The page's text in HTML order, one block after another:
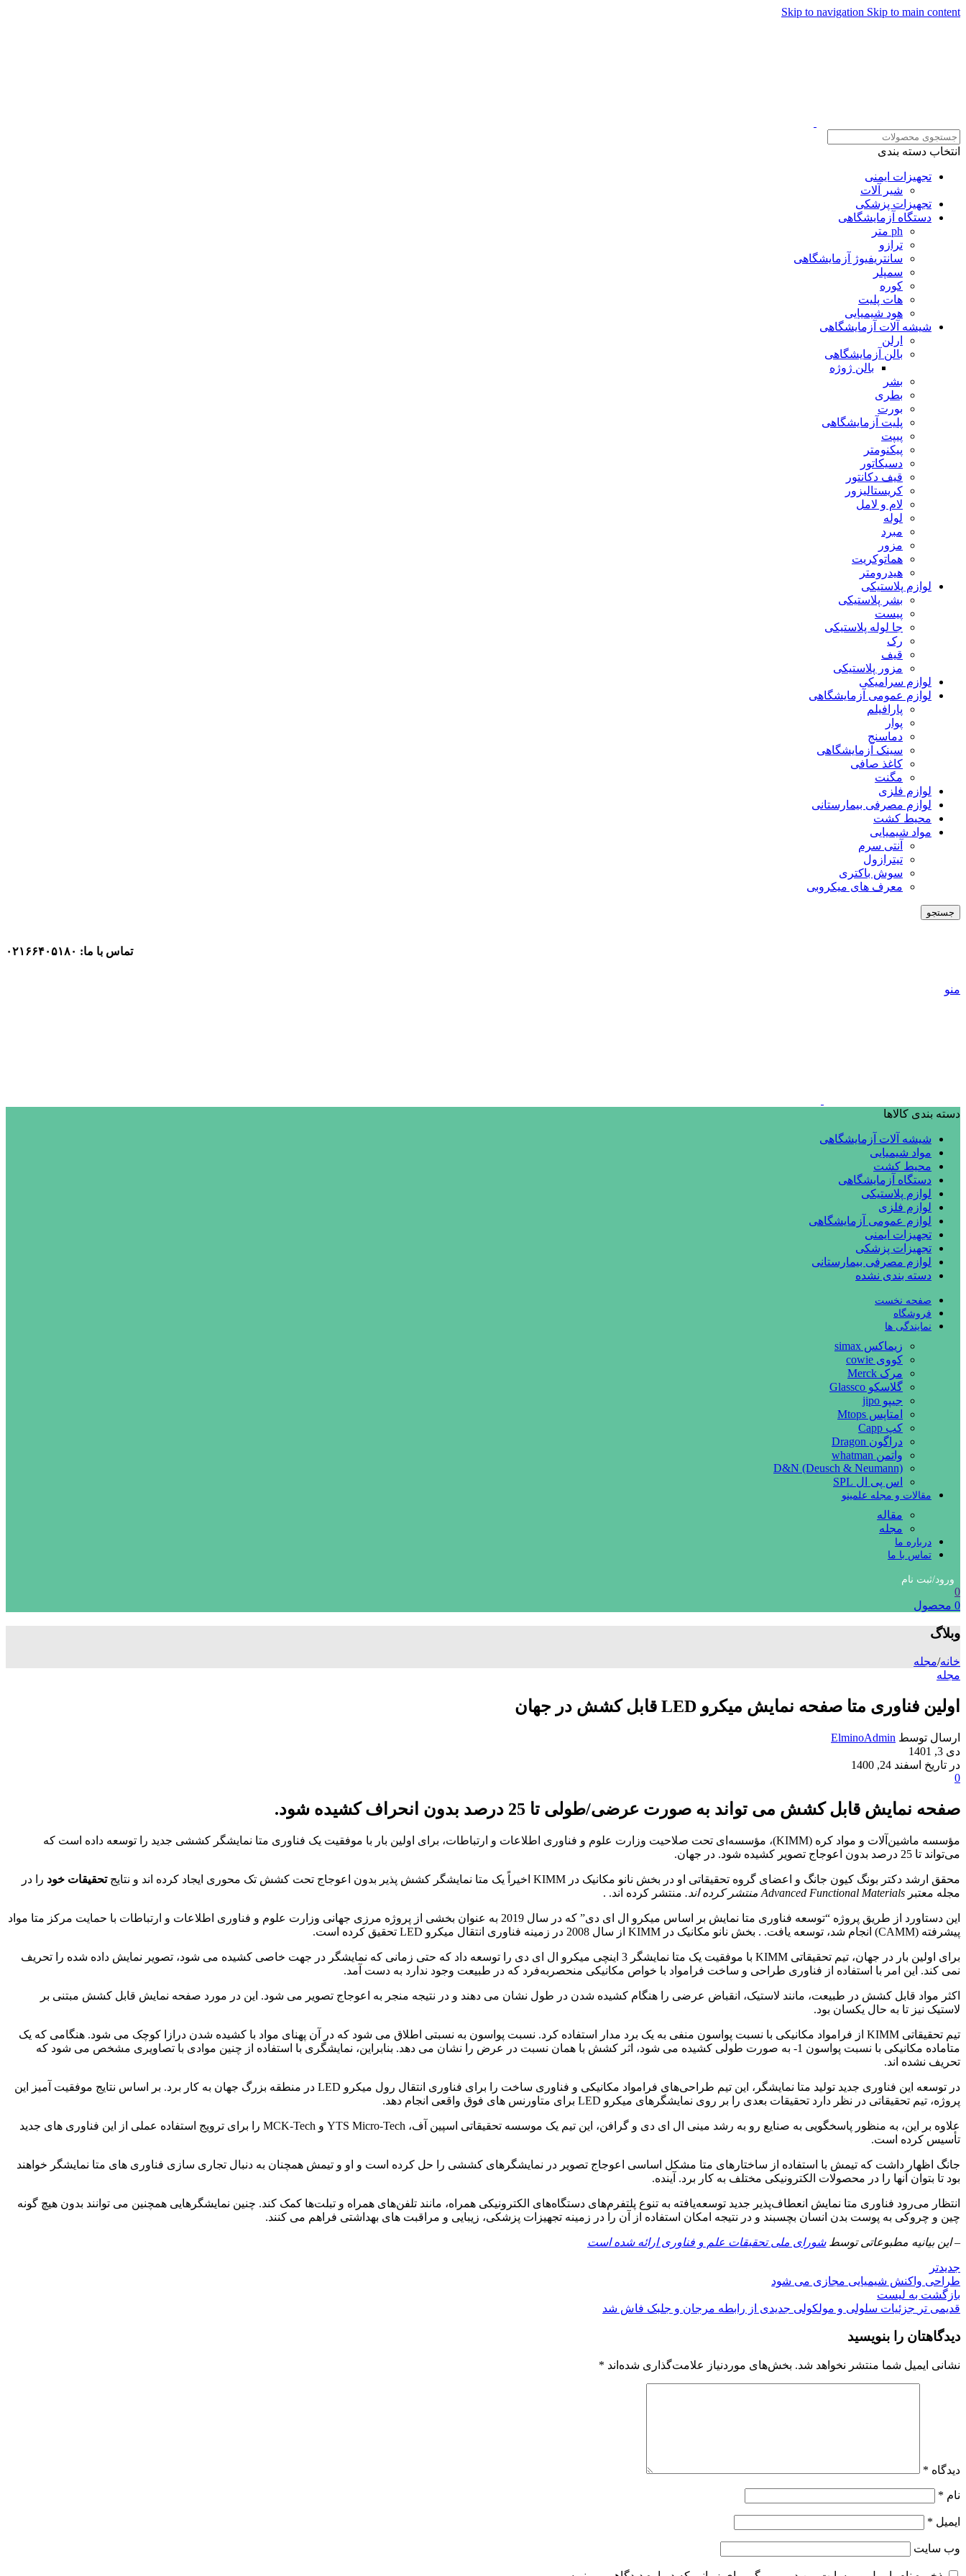
Skip to navigation Skip to main content
انتخاب دسته بندی
تجهیزات ایمنی
شیر آلات
تجهیزات پزشکی
دستگاه آزمایشگاهی
ph متر
ترازو
سانتریفیوژ آزمایشگاهی
سمپلر
کوره
هات پلیت
هود شیمیایی
شیشه آلات آزمایشگاهی
ارلن
بالن آزمایشگاهی
بالن ژوژه
بشر
بطری
بورت
پلیت آزمایشگاهی
پیپت
پیکنومتر
دسیکاتور
قیف دکانتور
کریستالیزور
لام و لامل
لوله
مبرد
مزور
هماتوکریت
هیدرومتر
لوازم پلاستیکی
بشر پلاستیکی
پیست
جا لوله پلاستیکی
رک
قیف
مزور پلاستیکی
لوازم سرامیکی
لوازم عمومی آزمایشگاهی
پارافیلم
پوار
دماسنج
سینک آزمایشگاهی
کاغذ صافی
مگنت
لوازم فلزی
لوازم مصرفی بیمارستانی
محیط کشت
مواد شیمیایی
آنتی سرم
تیترازول
سوش باکتری
معرف های میکروبی
جستجو
تماس با ما: ۰۲۱۶۶۴۰۵۱۸۰
منو
دسته بندی کالاها
شیشه آلات آزمایشگاهی
مواد شیمیایی
محیط کشت
دستگاه آزمایشگاهی
لوازم پلاستیکی
لوازم فلزی
لوازم عمومی آزمایشگاهی
تجهیزات ایمنی
تجهیزات پزشکی
لوازم مصرفی بیمارستانی
دسته بندی نشده
صفحه نخست
فروشگاه
نمایندگی ها
زیماکس simax
کووی cowie
مرک Merck
گلاسکو Glassco
جیپو jipo
امتاپس Mtops
کپ Capp
دراگون Dragon
واتمن whatman
D&N (Deusch & Neumann)
اس پی ال SPL
مقالات و مجله علمینو
مقاله
مجله
درباره ما
تماس با ما
ورود/ثبت نام
0
0 محصول
وبلاگ
خانه/مجله
مجله
اولین فناوری متا صفحه نمایش میکرو LED قابل کشش در جهان
ارسال توسط ElminoAdmin
دی 3, 1401
در تاریخ اسفند 24, 1400
0
صفحه نمایش قابل کشش می تواند به صورت عرضی/طولی تا 25 درصد بدون انحراف کشیده شود.
مؤسسه ماشین‌آلات و مواد کره (KIMM)، مؤسسه‌ای تحت صلاحیت وزارت علوم و فناوری اطلاعات و ارتباطات، برای اولین بار با موفقیت یک فناوری متا نمایشگر کششی جدید را توسعه داده است که
می‌تواند تا 25 درصد بدون اعوجاج تصویر کشیده شود. در جهان.
محقق ارشد دکتر بونگ کیون جانگ و اعضای گروه تحقیقاتی او در بخش نانو مکانیک در KIMM اخیراً یک متا نمایشگر کشش پذیر بدون اعوجاج تحت کشش تک محوری ایجاد کرده اند و نتایج تحقیقات خود را در
مجله معتبر Advanced Functional Materials منتشر کرده اند. منتشر کرده اند. .
این دستاورد از طریق پروژه “توسعه فناوری متا نمایش بر اساس میکرو ال ای دی” که در سال 2019 به عنوان بخشی از پروژه مرزی جهانی وزارت علوم و فناوری اطلاعات و ارتباطات با حمایت مرکز متا مواد
پیشرفته (CAMM) انجام شد، توسعه یافت. . بخش نانو مکانیک در KIMM از سال 2008 در زمینه فناوری انتقال میکرو LED تحقیق کرده است.
برای اولین بار در جهان، تیم تحقیقاتی KIMM با موفقیت یک متا نمایشگر 3 اینچی میکرو ال ای دی را توسعه داد که حتی زمانی که نمایشگر در جهت خاصی کشیده می شود، تصویر نمایش داده شده را تحریف
نمی کند. این امر با استفاده از فناوری طراحی و ساخت فرامواد با خواص مکانیکی منحصربه‌فرد که در طبیعت وجود ندارد به دست آمد.
اکثر مواد قابل کشش در طبیعت، مانند لاستیک، انقباض عرضی را هنگام کشیده شدن در طول نشان می دهند و در نتیجه منجر به اعوجاج تصویر می شود. این در مورد صفحه نمایش قابل کشش مبتنی بر
لاستیک نیز تا به حال یکسان بود.
تیم تحقیقاتی KIMM از فرامواد مکانیکی با نسبت پواسون منفی به یک برد مدار استفاده کرد. نسبت پواسون به نسبتی اطلاق می شود که در آن پهنای مواد با کشیده شدن درازا کوچک می شود. هنگامی که یک
متاماده مکانیکی با نسبت پواسون 1- به صورت طولی کشیده می شود، اثر کشش با همان نسبت در عرض را نشان می دهد. بنابراین، نمایشگری با استفاده از چنین موادی با تصاویری مشخص می شود که
تحریف نشده اند.
در توسعه این فناوری جدید تولید متا نمایشگر، این تیم طراحی‌های فرامواد مکانیکی و فناوری ساخت را برای فناوری انتقال رول میکرو LED در منطقه بزرگ جهان به کار برد. بر اساس نتایج موفقیت آمیز این
پروژه، تیم تحقیقاتی در نظر دارد تحقیقات بعدی را بر روی نمایشگرهای میکرو LED برای متاورنس های فوق واقعی انجام دهد.
علاوه بر این، به منظور پاسخگویی به صنایع رو به رشد مینی ال ای دی و گرافن، این تیم یک موسسه تحقیقاتی اسپین آف، YTS Micro-Tech و MCK-Tech را برای ترویج استفاده عملی از این فناوری های جدید
تأسیس کرده است.
جانگ اظهار داشت که تیمش با استفاده از ساختارهای متا مشکل اساسی اعوجاج تصویر در نمایشگرهای کششی را حل کرده است و او و تیمش همچنان به دنبال تجاری سازی فناوری های متا نمایشگر خواهند
بود تا بتوان آنها را در محصولات الکترونیکی مختلف به کار برد. آینده.
انتظار می‌رود فناوری متا نمایش انعطاف‌پذیر جدید توسعه‌یافته به تنوع پلتفرم‌های دستگاه‌های الکترونیکی همراه، مانند تلفن‌های همراه و تبلت‌ها کمک کند. چنین نمایشگرهایی همچنین می توانند بدون هیچ گونه
چین و چروکی به پوست بدن انسان بچسبند و در نتیجه امکان استفاده از آن را در زمینه تجهیزات پزشکی، زیبایی و مراقبت های بهداشتی فراهم می کنند.
– این بیانیه مطبوعاتی توسطشورای ملی تحقیقات علم و فناوری ارائه شده است
جدیدتر
طراحی واکنش شیمیایی مجازی می شود
بازگشت به لیست
قدیمی تر جزئیات سلولی و مولکولی جدیدی از رابطه مرجان و جلبک فاش شد
دیدگاهتان را بنویسید
نشانی ایمیل شما منتشر نخواهد شد. بخش‌های موردنیاز علامت‌گذاری شده‌اند *
دیدگاه *
نام *
ایمیل *
وب‌ سایت